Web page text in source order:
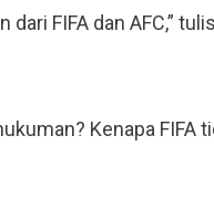
FIFA dan AFC,”
Kenapa FIFA